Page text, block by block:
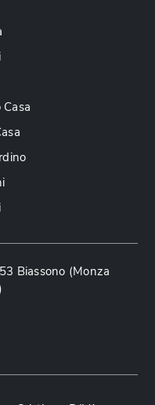
Biassono (Monza